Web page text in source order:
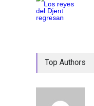
Top Authors